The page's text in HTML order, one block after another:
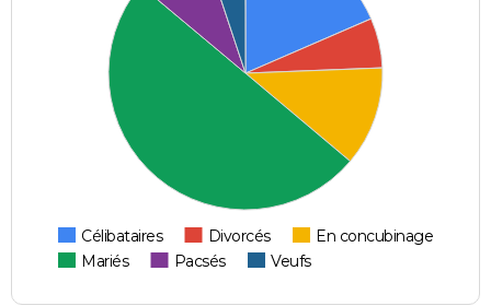
Célibataires Divorcés
En concubinage
Mariés
Pacsés Veufs